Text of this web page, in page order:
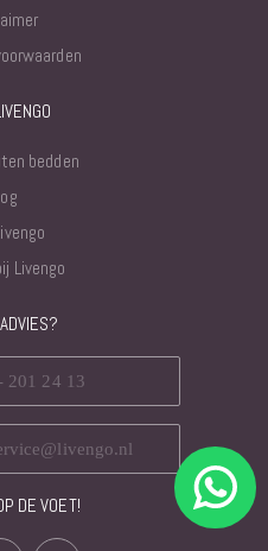
bedden
Livengo
201 24 13
DE VOET!